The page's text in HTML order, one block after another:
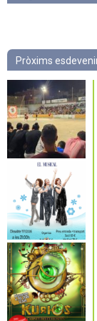
Pròxims